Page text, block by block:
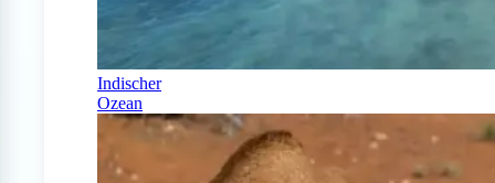
Indischer
Ozean